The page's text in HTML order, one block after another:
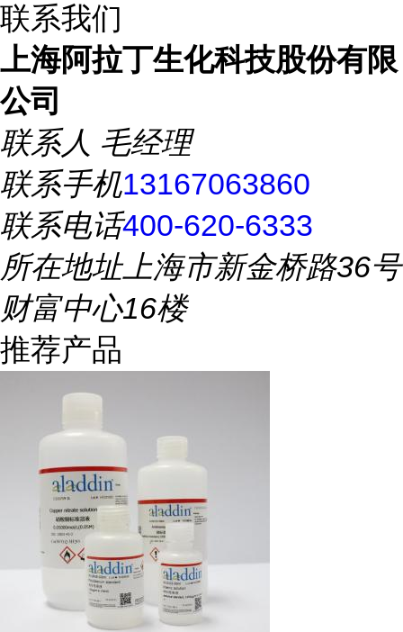
联系我们
上海阿拉丁生化科技股份有限
公司
联系人 毛经理
联系手机13167063860
联系电话400-620-6333
所在地址上海市新金桥路36号
财富中心16楼
推荐产品